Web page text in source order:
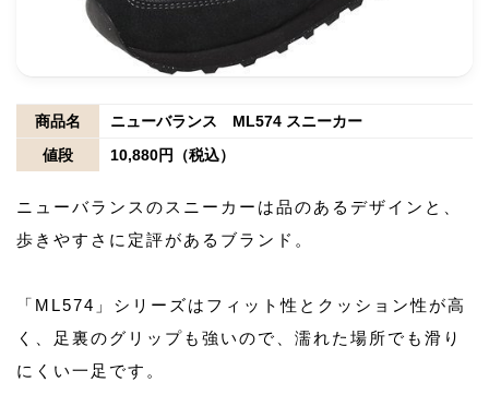
商品名
ニューバランス ML574 スニーカー
値段
10,880円（税込）
ニューバランスのスニーカーは品のあるデザインと、
歩きやすさに定評があるブランド。
「ML574」シリーズはフィット性とクッション性が高
く、足裏のグリップも強いので、濡れた場所でも滑り
にくい一足です。